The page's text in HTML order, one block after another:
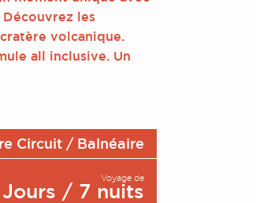
les
volcanique.
all inclusive. Un
Circuit / Balnéaire
Voyage de
/ 7 nuits